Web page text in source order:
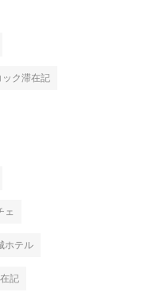
ック滞在記
ェ
ホテル
記